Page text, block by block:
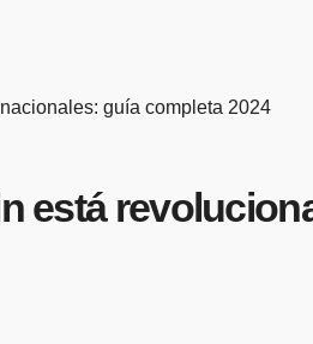
guía completa 2024
está